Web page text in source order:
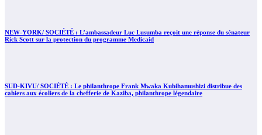
NEW-YORK/ SOCIÉTÉ : L’ambassadeur Luc Lusumba reçoit une réponse du sénateur
Rick Scott sur la protection du programme Medicaid
SUD-KIVU/ SOCIÉTÉ : Le philanthrope Frank Mwaka Kubihamushizi distribue des
cahiers aux écoliers de la chefferie de Kaziba, philanthrope légendaire